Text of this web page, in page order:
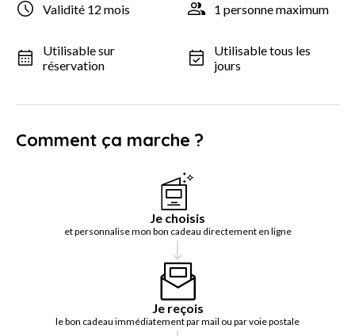
Validité 12 mois 1 personne maximum
Utilisable sur
réservation
Utilisable tous les
jours
Comment ça marche ?
Je choisis
et personnalise mon bon cadeau directement en ligne
Je reçois
le bon cadeau immédiatement par mail ou par voie postale